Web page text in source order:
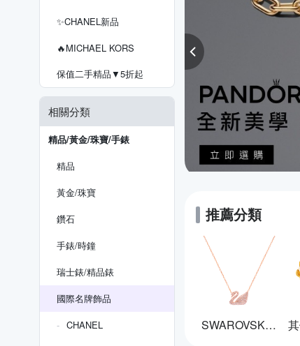
✨CHANEL新品
🔥MICHAEL KORS
保值二手精品▼5折起
相關分類
精品/黃金/珠寶/手錶
精品
黃金/珠寶
鑽石
手錶/時鐘
瑞士錶/精品錶
國際名牌飾品
CHANEL
推薦分類
SWAROVSKI 施華洛世奇